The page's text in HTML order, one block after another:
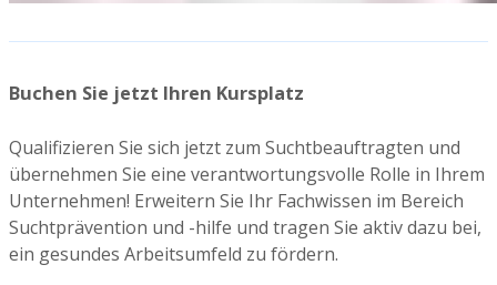
Buchen Sie jetzt Ihren Kursplatz
Qualifizieren Sie sich jetzt zum Suchtbeauftragten und
übernehmen Sie eine verantwortungsvolle Rolle in Ihrem
Unternehmen! Erweitern Sie Ihr Fachwissen im Bereich
Suchtprävention und -hilfe und tragen Sie aktiv dazu bei,
ein gesundes Arbeitsumfeld zu fördern.